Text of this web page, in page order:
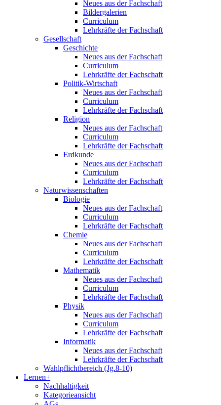
Neues aus der Fachschaft
Bildergalerien
Curriculum
Lehrkräfte der Fachschaft
Gesellschaft
Geschichte
Neues aus der Fachschaft
Curriculum
Lehrkräfte der Fachschaft
Politik-Wirtschaft
Neues aus der Fachschaft
Curriculum
Lehrkräfte der Fachschaft
Religion
Neues aus der Fachschaft
Curriculum
Lehrkräfte der Fachschaft
Erdkunde
Neues aus der Fachschaft
Curriculum
Lehrkräfte der Fachschaft
Naturwissenschaften
Biologie
Neues aus der Fachschaft
Curriculum
Lehrkräfte der Fachschaft
Chemie
Neues aus der Fachschaft
Curriculum
Lehrkräfte der Fachschaft
Mathematik
Neues aus der Fachschaft
Curriculum
Lehrkräfte der Fachschaft
Physik
Neues aus der Fachschaft
Curriculum
Lehrkräfte der Fachschaft
Informatik
Neues aus der Fachschaft
Lehrkräfte der Fachschaft
Wahlpflichtbereich (Jg.8-10)
Lernen+
Nachhaltigkeit
Kategorieansicht